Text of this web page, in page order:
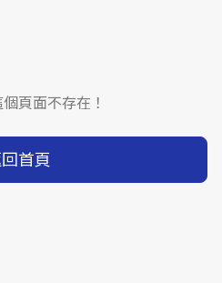
頁面不存在！
首頁